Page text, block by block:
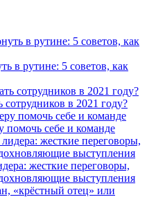
в рутине: 5 советов, как
в 2021 году?
помочь себе и команде
жесткие переговоры,
выступления